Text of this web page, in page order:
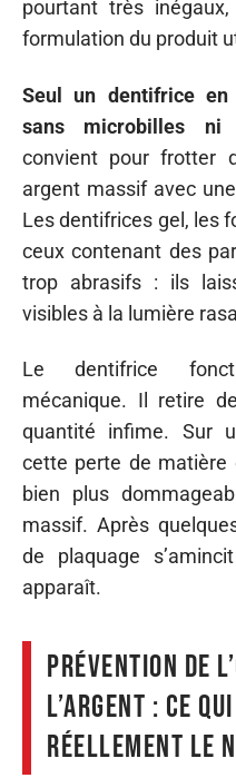
pourtant très
formulation du produit
Seul un dentifrice en
sans microbilles ni
convient pour frotter
argent massif avec
Les dentifrices gel, les
ceux contenant des
trop abrasifs : ils
visibles à la lumière
Le dentifrice
mécanique. Il retire
quantité infime. Sur
cette perte de matière
bien plus
massif. Après
de plaquage
apparaît.
Prévention de
l’argent : ce
réellement le